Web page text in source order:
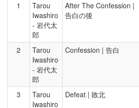
1
Tarou
Iwashiro
- 岩代太
郎
After The Confession |
告白の後
2
Tarou
Iwashiro
- 岩代太
郎
Confession | 告白
3
Tarou
Iwashiro
Defeat | 敗北